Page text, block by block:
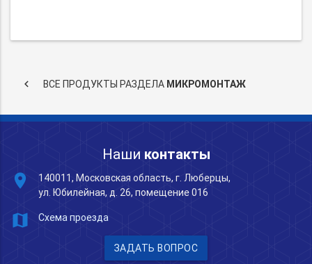
keyboard_arrow_left ВСЕ ПРОДУКТЫ РАЗДЕЛА МИКРОМОНТАЖ
Наши контакты
place
140011, Московская область, г. Люберцы,
ул. Юбилейная, д. 26, помещение 016
map Схема проезда
ЗАДАТЬ ВОПРОС